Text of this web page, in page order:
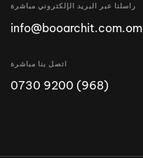
راسلنا عبر البريد الإلكتروني مباشرة
info@booarchit.com.om
اتصل بنا مباشرة
(968) 9200 0730